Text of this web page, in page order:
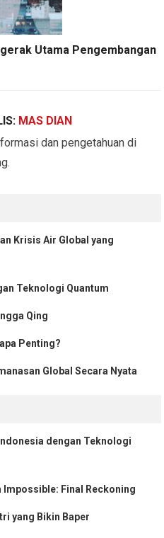
Utama Pengembangan
MAS DIAN
dan pengetahuan di
Krisis Air Global yang
Teknologi Quantum
Qing
Penting?
Global Secara Nyata
dengan Teknologi
Final Reckoning
yang Bikin Baper